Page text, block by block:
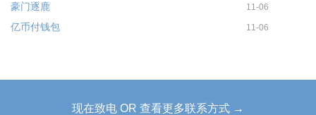
豪门逐鹿 11-06
亿币付钱包 11-06
现在致电 OR 查看更多联系方式 →